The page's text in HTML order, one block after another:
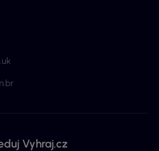
Vyhraj.cz